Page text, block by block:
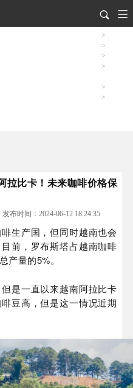
拉比卡！未来咖啡价格保
发布时间：2024-06-12 18:24:35
生产国，但同时越南也会
前，罗布斯塔占越南咖啡
产量的5%。
是一直以来越南阿拉比卡
豆高，但是这一情况近期